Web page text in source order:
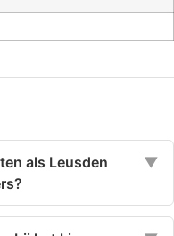
als Leusden
▼